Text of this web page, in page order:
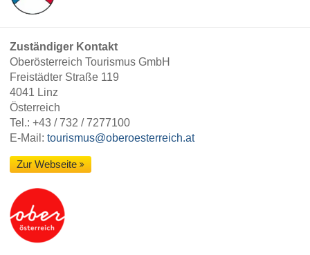
Zuständiger Kontakt
Oberösterreich Tourismus GmbH
Freistädter Straße 119
4041 Linz
Österreich
Tel.: +43 / 732 / 7277100
E-Mail: tourismus@oberoesterreich.at
Zur Webseite